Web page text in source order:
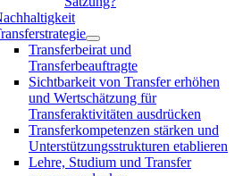
Transferbeirat und
Transferbeauftragte
Sichtbarkeit von Transfer erhöhen
und Wertschätzung für
Transferaktivitäten ausdrücken
Transferkompetenzen stärken und
Unterstützungsstrukturen etablieren
Lehre, Studium und Transfer